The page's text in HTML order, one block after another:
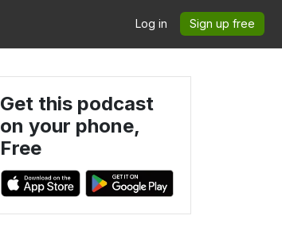
Log in Sign up free
Get this podcast
on your phone,
Free